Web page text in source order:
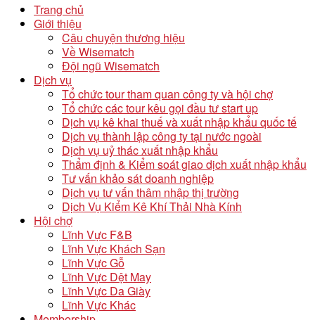
Trang chủ
Giới thiệu
Câu chuyện thương hiệu
Về Wisematch
Đội ngũ Wisematch
Dịch vụ
Tổ chức tour tham quan công ty và hội chợ
Tổ chức các tour kêu gọi đầu tư start up
Dịch vụ kê khai thuế và xuất nhập khẩu quốc tế
Dịch vụ thành lập công ty tại nước ngoài
Dịch vụ uỷ thác xuất nhập khẩu
Thẩm định & Kiểm soát giao dịch xuất nhập khẩu
Tư vấn khảo sát doanh nghiệp
Dịch vụ tư vấn thâm nhập thị trường
Dịch Vụ Kiểm Kê Khí Thải Nhà Kính
Hội chợ
Lĩnh Vực F&B
Lĩnh Vực Khách Sạn
Lĩnh Vực Gỗ
Lĩnh Vực Dệt May
Lĩnh Vực Da Giày
Lĩnh Vực Khác